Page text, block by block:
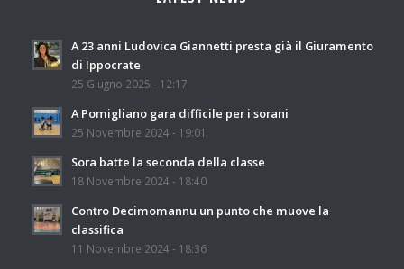
A 23 anni Ludovica Giannetti presta già il Giuramento
di Ippocrate
25 Giugno 2025 - 12:17
A Pomigliano gara difficile per i sorani
25 Novembre 2024 - 19:01
Sora batte la seconda della classe
18 Novembre 2024 - 18:40
Contro Decimomannu un punto che muove la
classifica
11 Novembre 2024 - 18:36